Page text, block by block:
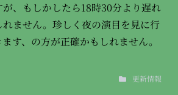
、もしかしたら18時30分より遅れ
ません。珍しく夜の演目を見に行
す、の方が正確かもしれません。
更新情報